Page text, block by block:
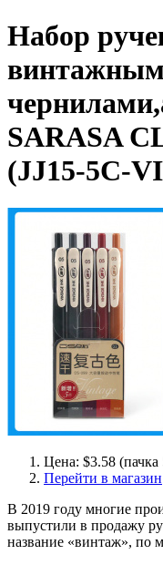
Набор
SARASA
(JJ15-5C-
Цена: $3.58 (пачка
Перейти в магазин
В 2019 году многие
выпустили в продажу
название «винтаж», по